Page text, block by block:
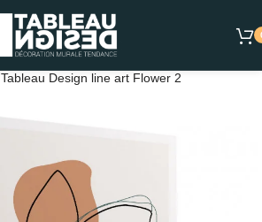
Tableau Design line art Flower 2